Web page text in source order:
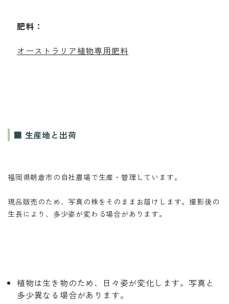
肥料：
オーストラリア植物専用肥料
■ 生産地と出荷
福岡県朝倉市の自社農場で生産・管理しています。
現品販売のため、写真の株をそのままお届けします。撮影後の
生長により、多少姿が変わる場合があります。
植物は生き物のため、日々姿が変化します。写真と
多少異なる場合があります。